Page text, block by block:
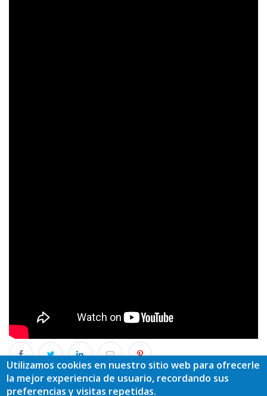
Grupo de Desarrollo
Oscos – Eo
Utilizamos cookies en nuestro sitio web para ofrecerle
la mejor experiencia de usuario, recordando sus
preferencias y visitas repetidas.